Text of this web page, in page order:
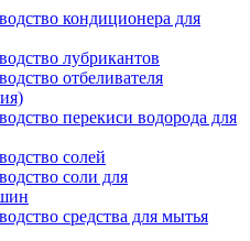
кондиционера для
лубрикантов
отбеливателя
перекиси водорода для
солей
соли для
средства для мытья